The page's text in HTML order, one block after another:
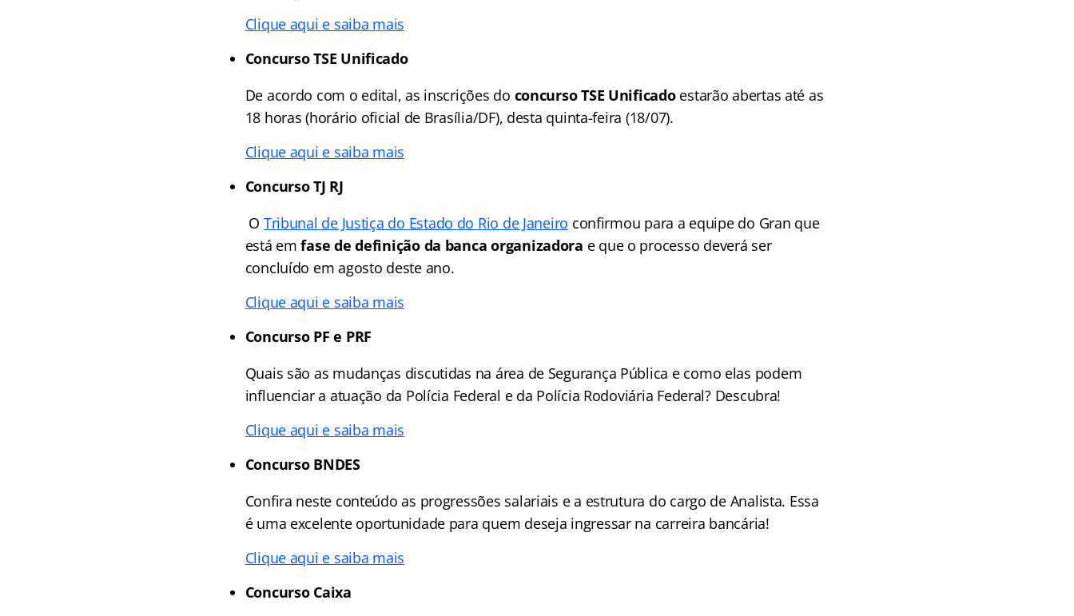
Clique aqui e saiba mais
Concurso TSE Unificado
De acordo com o edital, as inscrições do concurso TSE Unificadoestarão abertas até as
18 horas (horário oficial de Brasília/DF), desta quinta-feira (18/07).
Clique aqui e saiba mais
Concurso TJ RJ
O Tribunal de Justiça do Estado do Rio de Janeiro confirmou para a equipe do Gran que
está emfase de definição da banca organizadora e que o processo deverá ser
concluído em agosto deste ano.
Clique aqui e saiba mais
Concurso PF e PRF
Quais são as mudanças discutidas na área de Segurança Pública e como elas podem
influenciar a atuação da Polícia Federal e da Polícia Rodoviária Federal? Descubra!
Clique aqui e saiba mais
Concurso BNDES
Confira neste conteúdo as progressões salariais e a estrutura do cargo de Analista. Essa
é uma excelente oportunidade para quem deseja ingressar na carreira bancária!
Clique aqui e saiba mais
Concurso Caixa